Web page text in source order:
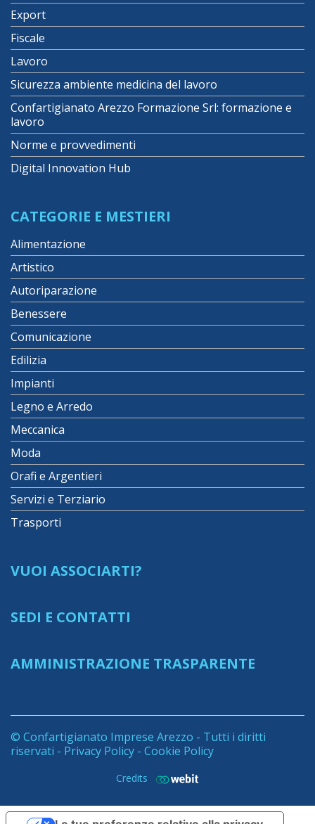
Export
Fiscale
Lavoro
Sicurezza ambiente medicina del lavoro
Confartigianato Arezzo Formazione Srl: formazione e
lavoro
Norme e provvedimenti
Digital Innovation Hub
CATEGORIE E MESTIERI
Alimentazione
Artistico
Autoriparazione
Benessere
Comunicazione
Edilizia
Impianti
Legno e Arredo
Meccanica
Moda
Orafi e Argentieri
Servizi e Terziario
Trasporti
VUOI ASSOCIARTI?
SEDI E CONTATTI
AMMINISTRAZIONE TRASPARENTE
© Confartigianato Imprese Arezzo - Tutti i diritti
riservati - Privacy Policy - Cookie Policy
Credits